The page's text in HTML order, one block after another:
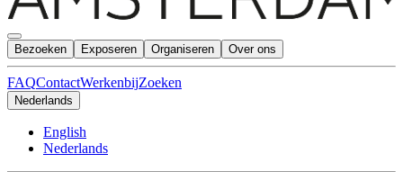
Bezoeken Exposeren Organiseren Over ons
FAQContactWerkenbijZoeken
Nederlands
English
Nederlands